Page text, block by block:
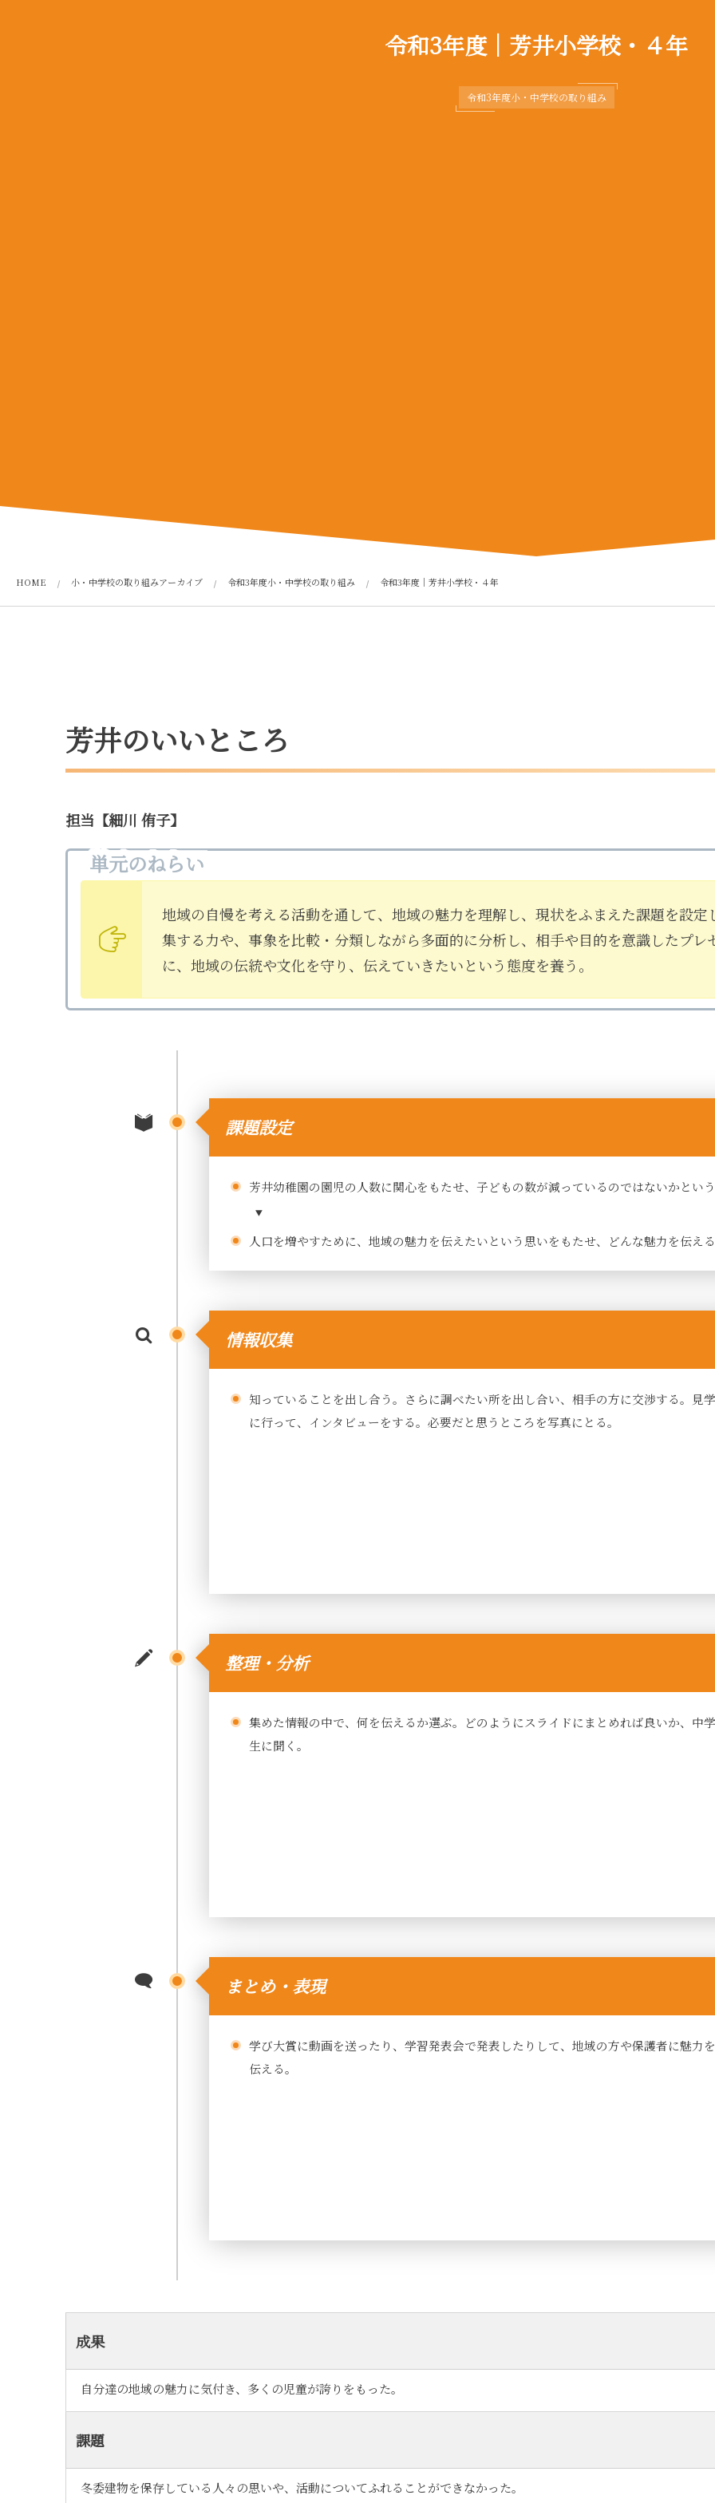
令和3年度｜芳井小学校・４年
令和3年度小・中学校の取り組み
HOME 小・中学校の取り組みアーカイブ 令和3年度小・中学校の取り組み 令和3年度｜芳井小学校・４年
芳井のいいところ
担当【細川 侑子】
単元のねらい
地域の自慢を考える活動を通して、地域の魅力を理解し、現状をふまえた課題を設
集する力や、事象を比較・分類しながら多面的に分析し、相手や目的を意識したプ
に、地域の伝統や文化を守り、伝えていきたいという態度を養う。
課題設定
芳井幼稚園の園児の人数に関心をもたせ、子どもの数が減っているのではないかとい
人口を増やすために、地域の魅力を伝えたいという思いをもたせ、どんな魅力を伝え
情報収集
知っていることを出し合う。さらに調べたい所を出し合い、相手の方に交渉する。見学
に行って、インタビューをする。必要だと思うところを写真にとる。
整理・分析
集めた情報の中で、何を伝えるか選ぶ。どのようにスライドにまとめれば良いか、中学
生に聞く。
まとめ・表現
学び大賞に動画を送ったり、学習発表会で発表したりして、地域の方や保護者に魅力を
伝える。
成果
自分達の地域の魅力に気付き、多くの児童が誇りをもった。
課題
冬委建物を保存している人々の思いや、活動についてふれることができなかった。